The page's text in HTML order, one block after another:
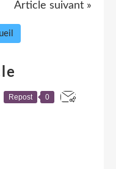
Article suivant »
Repost 0